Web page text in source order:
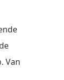
Van